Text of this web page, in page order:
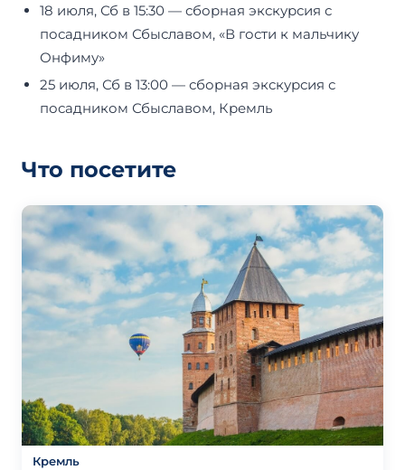
18 июля, Сб в 15:30 — сборная экскурсия с
посадником Сбыславом, «В гости к мальчику
Онфиму»
25 июля, Сб в 13:00 — сборная экскурсия с
посадником Сбыславом, Кремль
Что посетите
Кремль